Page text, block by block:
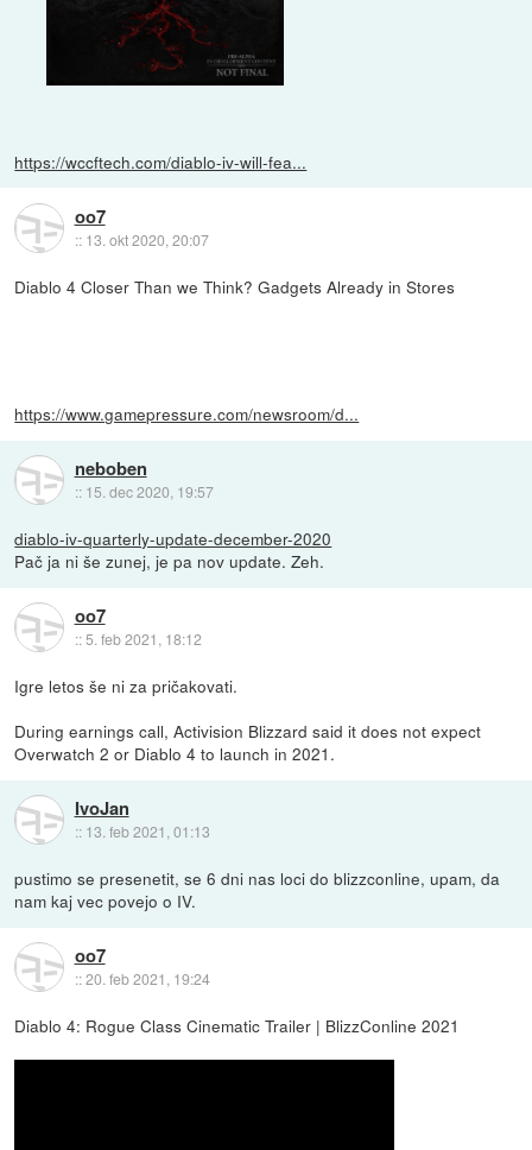
https://wccftech.com/diablo-iv-will-fea...
oo7
:: 13. okt 2020, 20:07
Diablo 4 Closer Than we Think? Gadgets Already in Stores
https://www.gamepressure.com/newsroom/d...
neboben
:: 15. dec 2020, 19:57
diablo-iv-quarterly-update-december-2020
Pač ja ni še zunej, je pa nov update. Zeh.
oo7
::5. feb 2021, 18:12
Igre letos še ni za pričakovati.
During earnings call, Activision Blizzard said it does not expect
Overwatch 2 or Diablo 4 to launch in 2021.
IvoJan
:: 13. feb 2021, 01:13
pustimo se presenetit, se 6 dni nas loci do blizzconline, upam, da
nam kaj vec povejo o IV.
oo7
::20. feb 2021, 19:24
Diablo 4: Rogue Class Cinematic Trailer | BlizzConline 2021